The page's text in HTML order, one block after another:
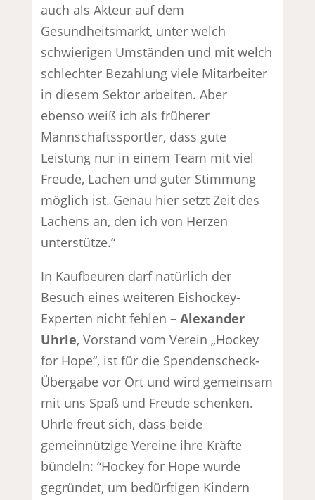
auch als Akteur auf dem
Gesundheitsmarkt, unter welch
schwierigen Umständen und mit welch
schlechter Bezahlung viele Mitarbeiter
in diesem Sektor arbeiten. Aber
ebenso weiß ich als früherer
Mannschaftssportler, dass gute
Leistung nur in einem Team mit viel
Freude, Lachen und guter Stimmung
möglich ist. Genau hier setzt Zeit des
Lachens an, den ich von Herzen
unterstütze.“
In Kaufbeuren darf natürlich der
Besuch eines weiteren Eishockey-
Experten nicht fehlen –Alexander
Uhrle, Vorstand vom Verein „Hockey
for Hope“, ist für die Spendenscheck-
Übergabe vor Ort und wird gemeinsam
mit uns Spaß und Freude schenken.
Uhrle freut sich, dass beide
gemeinnützige Vereine ihre Kräfte
bündeln: “Hockey for Hope wurde
gegründet, um bedürftigen Kindern